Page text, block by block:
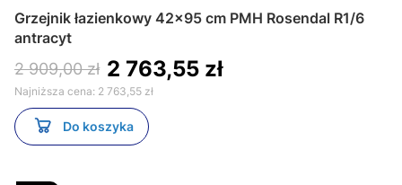
Grzejnik łazienkowy 42x95 cm PMH Rosendal R1/6
antracyt
2 909,00 zł 2 763,55 zł
Najniższa cena: 2 763,55 zł
Do koszyka